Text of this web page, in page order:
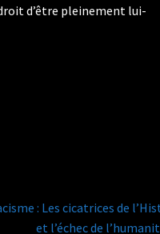
d’être pleinement lui-
: Les cicatrices de
et l’échec de